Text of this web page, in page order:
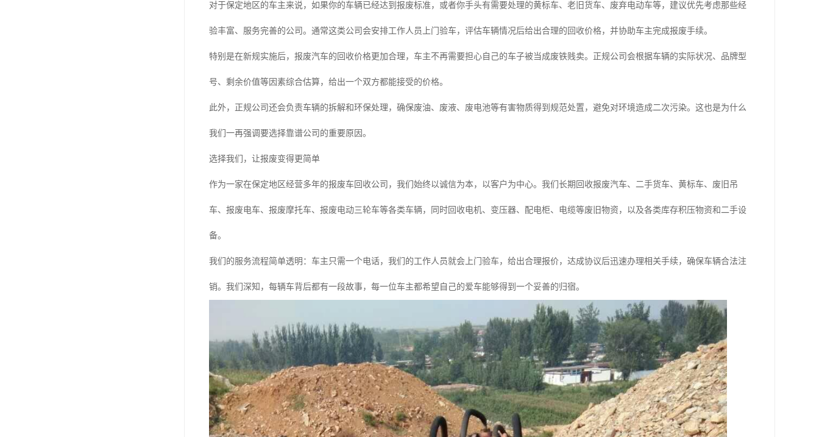
对于保定地区的车主来说，如果你的车辆已经达到报废标准，或者你手头有需要处理的黄标车、老旧货车、废弃电动车等，建议优先考虑那些经
验丰富、服务完善的公司。通常这类公司会安排工作人员上门验车，评估车辆情况后给出合理的回收价格，并协助车主完成报废手续。
特别是在新规实施后，报废汽车的回收价格更加合理，车主不再需要担心自己的车子被当成废铁贱卖。正规公司会根据车辆的实际状况、品牌型
号、剩余价值等因素综合估算，给出一个双方都能接受的价格。
此外，正规公司还会负责车辆的拆解和环保处理，确保废油、废液、废电池等有害物质得到规范处置，避免对环境造成二次污染。这也是为什么
我们一再强调要选择靠谱公司的重要原因。
选择我们，让报废变得更简单
作为一家在保定地区经营多年的报废车回收公司，我们始终以诚信为本，以客户为中心。我们长期回收报废汽车、二手货车、黄标车、废旧吊
车、报废电车、报废摩托车、报废电动三轮车等各类车辆，同时回收电机、变压器、配电柜、电缆等废旧物资，以及各类库存积压物资和二手设
备。
我们的服务流程简单透明：车主只需一个电话，我们的工作人员就会上门验车，给出合理报价，达成协议后迅速办理相关手续，确保车辆合法注
销。我们深知，每辆车背后都有一段故事，每一位车主都希望自己的爱车能够得到一个妥善的归宿。